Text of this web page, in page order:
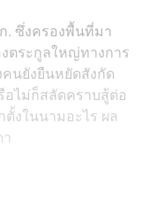
. ซึ่งครองพื้นที่มา
ตระกูลใหญ่ทางการ
นยังยืนหยัดสังกัด
อไม่ก็สลัดคราบสู้ต่อ
งในนามอะไร ผล